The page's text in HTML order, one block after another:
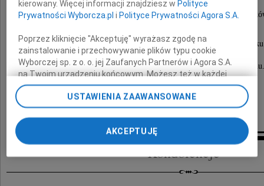
starszy strzecha,
założyciel Wałbrzyskiego Stowarzyszenia
Pogrzeb odbędzie się dnia 9 września 2009 roku
o godzinie 15.00 na cmentarzu komunalnym
przy ulicy Cmentarnej (Sobięcin) w Wałbrzychu.
rodzina
Kondolencje
kierowany. Więcej informacji znajdziesz w Polityce
Prywatności Wyborcza.pl i Polityce Prywatności Agora S.A.
Poprzez kliknięcie "Akceptuję" wyrażasz zgodę na
zainstalowanie i przechowywanie plików typu cookie
Wyborczej sp. z o. o. jej Zaufanych Partnerów i Agora S.A.
na Twoim urządzeniu końcowym. Możesz też w każdej
chwili zmienić swoje preferencje dot. plików cookie,
ponownie wywołując narzędzie do zarządzania Twoimi
preferencjami dot. przetwarzania danych poprzez
odnośnik „Ustawienia prywatności” w stopce serwisu i
przechodząc do sekcji „Ustawienia zaawansowane”.
Zmiana ustawień plików cookie możliwa jest także za
pomocą ustawień przeglądarki.
USTAWIENIA ZAAWANSOWANE
AKCEPTUJĘ